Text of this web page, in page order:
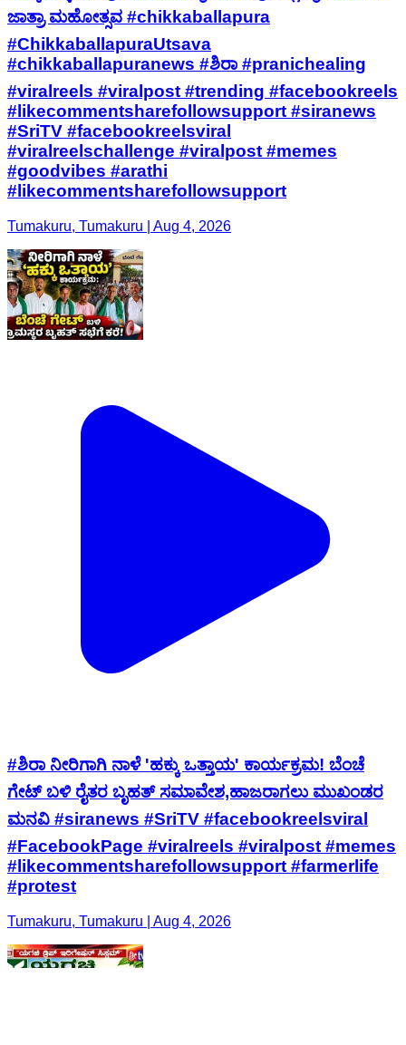
ಜಾತ್ರಾ ಮಹೋತ್ಸವ #chikkaballapura
#ChikkaballapuraUtsava
#chikkaballapuranews #ಶಿರಾ #pranichealing
#viralreels #viralpost #trending #facebookreels
#likecommentsharefollowsupport #siranews
#SriTV #facebookreelsviral
#viralreelschallenge #viralpost #memes
#goodvibes #arathi
#likecommentsharefollowsupport
Tumakuru, Tumakuru | Aug 4, 2026
#ಶಿರಾ ನೀರಿಗಾಗಿ ನಾಳೆ 'ಹಕ್ಕು ಒತ್ತಾಯ' ಕಾರ್ಯಕ್ರಮ! ಬೆಂಚೆ
ಗೇಟ್ ಬಳಿ ರೈತರ ಬೃಹತ್ ಸಮಾವೇಶ,ಹಾಜರಾಗಲು ಮುಖಂಡರ
ಮನವಿ #siranews #SriTV #facebookreelsviral
#FacebookPage #viralreels #viralpost #memes
#likecommentsharefollowsupport #farmerlife
#protest
Tumakuru, Tumakuru | Aug 4, 2026